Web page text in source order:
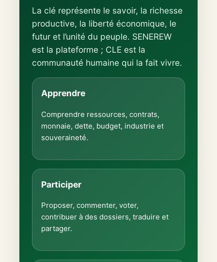
La clé représente le savoir, la richesse
productive, la liberté économique, le
futur et l’unité du peuple. SENEREW
est la plateforme ; CLE est la
communauté humaine qui la fait vivre.
Apprendre
Comprendre ressources, contrats,
monnaie, dette, budget, industrie et
souveraineté.
Participer
Proposer, commenter, voter,
contribuer à des dossiers, traduire et
partager.